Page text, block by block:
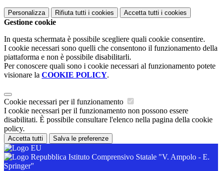
Personalizza Rifiuta tutti i cookies Accetta tutti i cookies
Gestione cookie
In questa schermata è possibile scegliere quali cookie consentire.
I cookie necessari sono quelli che consentono il funzionamento della
piattaforma e non è possibile disabilitarli.
Per conoscere quali sono i cookie necessari al funzionamento potete
visionare la COOKIE POLICY.
Cookie necessari per il funzionamento
I cookie necessari per il funzionamento non possono essere
disabilitati. È possibile consultare l'elenco nella pagina della cookie
policy.
Accetta tutti Salva le preferenze
Istituto Comprensivo Statale "V. Ampolo - E.
Springer"